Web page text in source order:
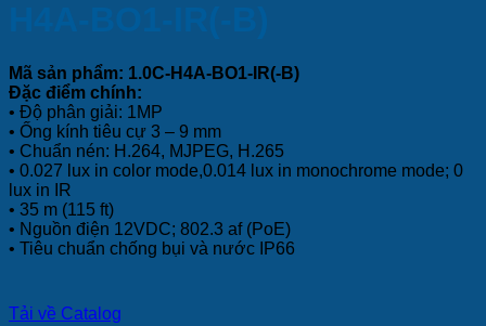
Mã sản phẩm: 1.0C-H4A-BO1-IR(-B)
Đặc điểm chính:
• Độ phân giải: 1MP
• Ống kính tiêu cự 3 – 9 mm
• Chuẩn nén: H.264, MJPEG, H.265
• 0.027 lux in color mode,0.014 lux in monochrome mode; 0
lux in IR
• 35 m (115 ft)
• Nguồn điện 12VDC; 802.3 af (PoE)
• Tiêu chuẩn chống bụi và nước IP66
Tải về Catalog